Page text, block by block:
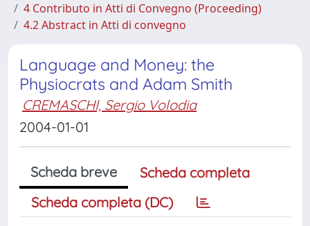
4 Contributo in Atti di Convegno (Proceeding)
4.2 Abstract in Atti di convegno
Language and Money: the
Physiocrats and Adam Smith
CREMASCHI, Sergio Volodia
2004-01-01
Scheda breve
Scheda completa
Scheda completa (DC)